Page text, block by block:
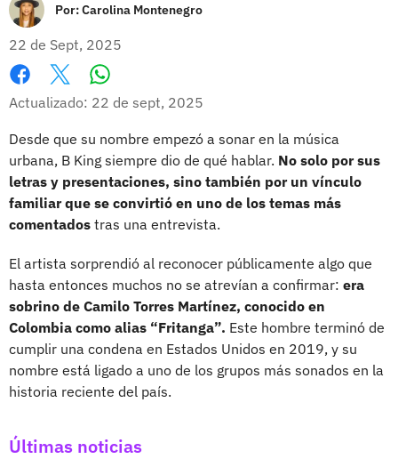
Por:Carolina Montenegro
22 de Sept, 2025
Facebook
X
Actualizado: 22 de sept, 2025
Desde que su nombre empezó a sonar en la música
urbana, B King siempre dio de qué hablar. No solo por sus
letras y presentaciones, sino también por un vínculo
familiar que se convirtió en uno de los temas más
comentados tras una entrevista.
El artista sorprendió al reconocer públicamente algo que
hasta entonces muchos no se atrevían a confirmar: era
sobrino de Camilo Torres Martínez, conocido en
Colombia como alias “Fritanga”. Este hombre terminó de
cumplir una condena en Estados Unidos en 2019, y su
nombre está ligado a uno de los grupos más sonados en la
historia reciente del país.
Últimas noticias